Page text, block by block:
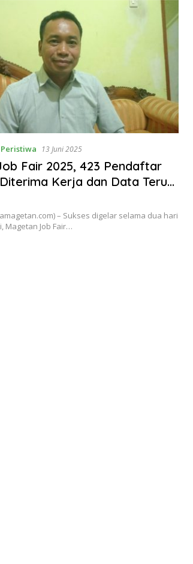
Peristiwa 13 Juni 2025
Fair 2025, 423 Pendaftar
Kerja dan Data Terus
– Sukses digelar selama dua hari
Magetan Job Fair…